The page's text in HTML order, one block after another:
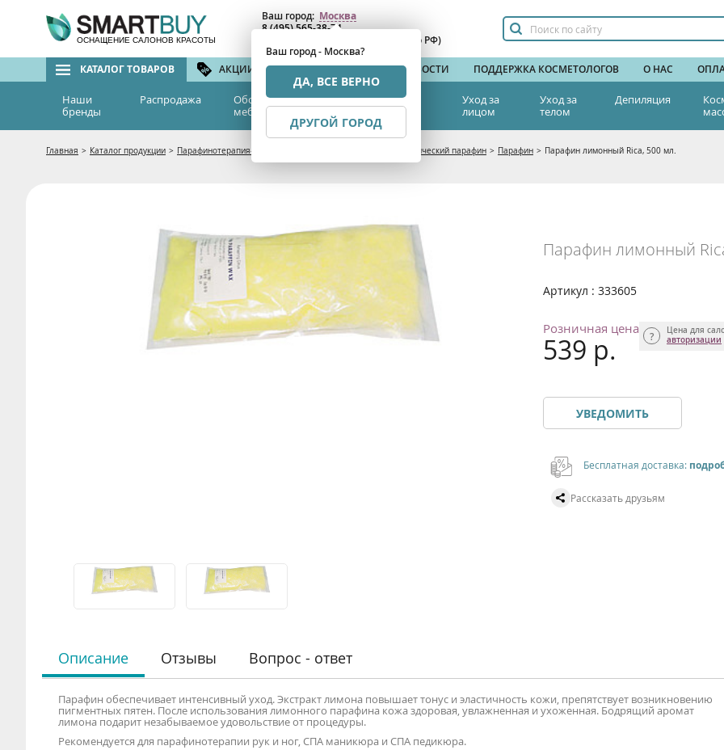
ОСНАЩЕНИЕ САЛОНОВ КРАСОТЫ
Ваш город: Москва
Ваш город - Москва?
ДА, ВСЕ ВЕРНО
ДРУГОЙ ГОРОД
8 (495) 565-38-74
(бесплатный по РФ)
КАТАЛОГ ТОВАРОВ АКЦИИ И СКИДКИ БРЕНДЫ НОВОСТИ ПОДДЕРЖКА КОСМЕТОЛОГОВ О НАС
Наши
бренды
Распродажа
Оборудование и
мебель
Эстетическая
медицина
Уход за
лицом
Уход за
телом
Депиляция
Главная > Каталог продукции > Парафинотерапия- парафин, ванночки, косметика Косметический парафин > Парафин > Парафин лимонный Rica, 500 мл.
Парафин лимонный
Артикул : 333605
Розничная цена
539 р.
Цена для
авторизации
УВЕДОМИТЬ
Бесплатная доставка:
Рассказать друзьям
Описание
Парафин обеспечивает интенсивный уход. Экстракт лимона повышает тонус и эластичность кожи, препятствует возникновению
пигментных пятен. После использования лимонного парафина кожа здоровая, увлажненная и ухоженная. Бодрящий аромат
лимона подарит незабываемое удовольствие от процедуры.
Рекомендуется для парафинотерапии рук и ног, СПА маникюра и СПА педикюра.
Отзывы Вопрос - ответ